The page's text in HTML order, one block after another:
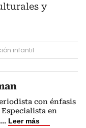
y
infantil
con énfasis
en
... Leer más